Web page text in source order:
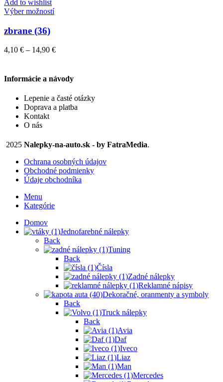
vybrať
na
Add to wishlist
Výber možnostíTento
variantov.
vybrať
stránke
produktu.
zbrane (36)
4,10 € – 14,90 €Price
through
14,90 €
Informácie a návody
Lepenie a časté otázky
Doprava a platba
Kontakt
O nás
2025 Nalepky-na-auto.sk - by FatraMedia.
Ochrana osobných údajov
Obchodné podmienky
Údaje obchodníka
Menu
Kategórie
Domov
Jednofarebné nálepky
Back
Tuning
Back
Čísla
Zadné nálepky
Reklamné nápisy
Dekoračné, oranmenty a symboly
Back
Truck nálepky
Back
Avia
Daf
Iveco
Liaz
Man
Mercedes